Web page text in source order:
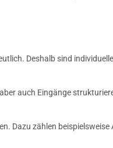
Deshalb sind
auch Eingänge
Dazu zählen beispielsweise